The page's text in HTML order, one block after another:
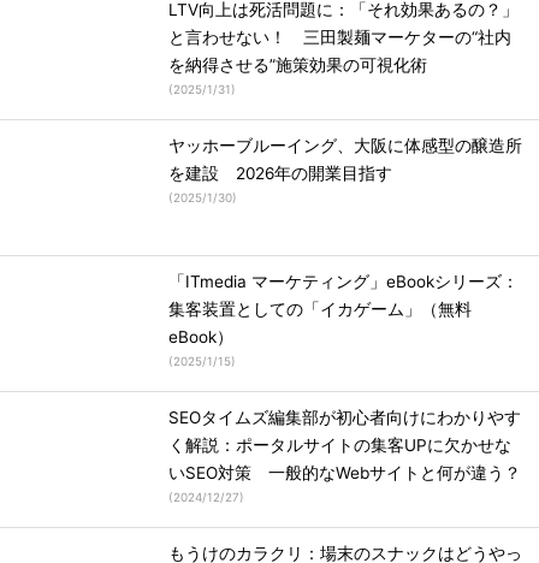
LTV向上は死活問題に：「それ効果あるの？」
と言わせない！ 三田製麺マーケターの“社内
を納得させる”施策効果の可視化術
(2025/1/31)
ヤッホーブルーイング、大阪に体感型の醸造所
を建設 2026年の開業目指す
(2025/1/30)
「ITmedia マーケティング」eBookシリーズ：
集客装置としての「イカゲーム」（無料
eBook）
(2025/1/15)
SEOタイムズ編集部が初心者向けにわかりやす
く解説：ポータルサイトの集客UPに欠かせな
いSEO対策 一般的なWebサイトと何が違う？
(2024/12/27)
もうけのカラクリ：場末のスナックはどうやっ